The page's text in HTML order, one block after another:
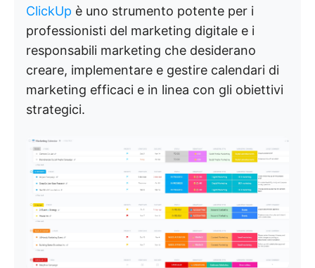
ClickUp è uno strumento potente per i
professionisti del marketing digitale e i
responsabili marketing che desiderano
creare, implementare e gestire calendari di
marketing efficaci e in linea con gli obiettivi
strategici.